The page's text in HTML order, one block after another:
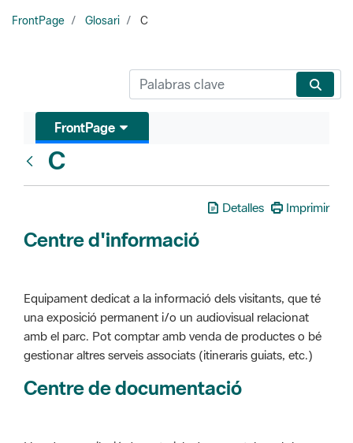
FrontPage Glosari C
FrontPage
C
Detalles Imprimir
Centre d'informació
Equipament dedicat a la informació dels visitants, que té
una exposició permanent i/o un audiovisual relacionat
amb el parc. Pot comptar amb venda de productes o bé
gestionar altres serveis associats (itineraris guiats, etc.)
Centre de documentació